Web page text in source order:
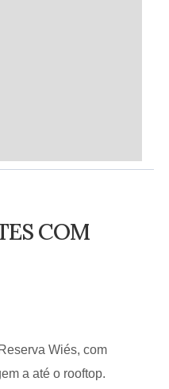
COM
Wiés, com
a até o rooftop.